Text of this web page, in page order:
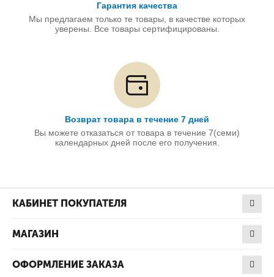
Гарантия качества
Мы предлагаем только те товары, в качестве которых
уверены. Все товары сертифицированы.
Возврат товара в течение 7 дней
Вы можете отказаться от товара в течение 7(семи)
календарных дней после его получения.
КАБИНЕТ ПОКУПАТЕЛЯ
МАГАЗИН
ОФОРМЛЕНИЕ ЗАКАЗА